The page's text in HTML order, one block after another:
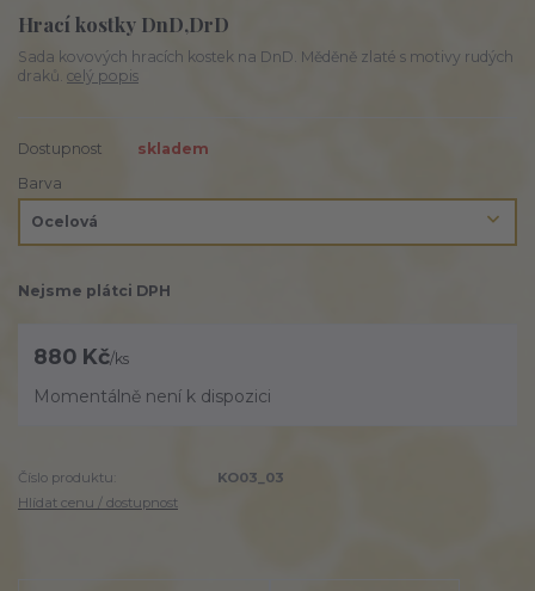
Hrací kostky DnD,DrD
Sada kovových hracích kostek na DnD. Měděně zlaté s motivy rudých
draků. celý popis
Dostupnost
skladem
Barva
Nejsme plátci DPH
880 Kč/ks
Momentálně není k dispozici
Číslo produktu:
KO03_03
Hlídat cenu / dostupnost